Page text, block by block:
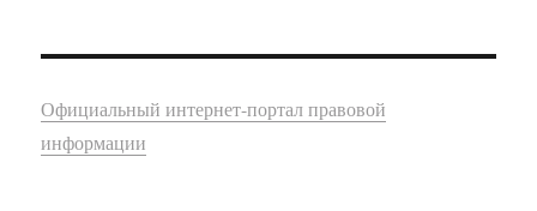
Официальный интернет-портал правовой
информации